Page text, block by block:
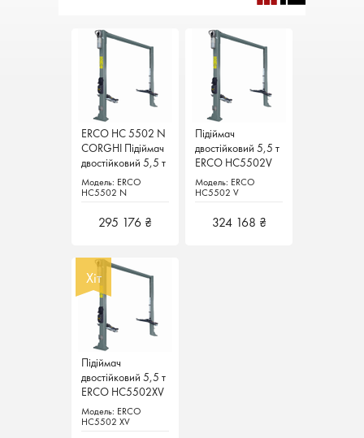
ERCO HC 5502 N
CORGHI Підіймач
двостійковий 5,5 т
Італія
Модель: ERCO
HC5502 N
295 176 ₴
ERCO HC 5502 N
CORGHI Підіймач
двостійковий 5,5 т
Італія
Модель: ERCO
HC5502 N
295 176 ₴
Підіймач
двостійковий 5,5 т
ERCO HC5502V
CORGHI Італія
Модель: ERCO
HC5502 V
324 168 ₴
Підіймач
двостійковий 5,5 т
ERCO HC5502V
CORGHI Італія
Модель: ERCO
HC5502 V
324 168 ₴
Хіт
Підіймач
двостійковий 5,5 т
ERCO HC5502XV
CORGHI Італія
Модель: ERCO
HC5502 XV
Хіт
Підіймач
двостійковий 5,5 т
ERCO HC5502XV
CORGHI Італія
Модель: ERCO
HC5502 XV